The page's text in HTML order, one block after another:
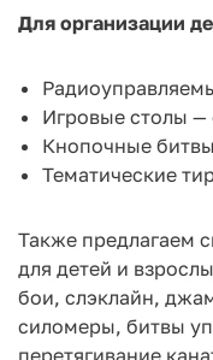
Для организации
Игровые столы —
Кнопочные битвы
Тематические
Также предлагаем
для детей и
бои, слэклайн,
силомеры, битвы
перетягивание